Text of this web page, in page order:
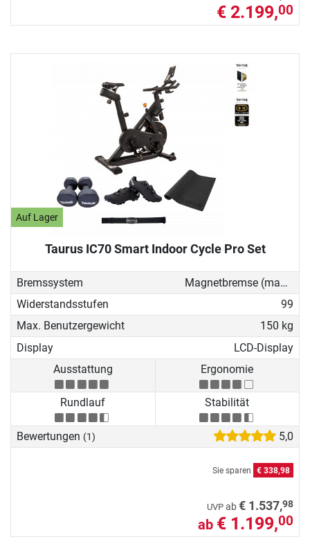
€ 2.199,00
Auf Lager
Taurus IC70 Smart Indoor Cycle Pro Set
Bremssystem
Magnetbremse (manuell)
Widerstandsstufen
99
Max. Benutzergewicht
150 kg
Display
LCD-Display
Ausstattung
Ergonomie
Rundlauf Stabilität
Bewertungen (1) 5,0
Sie sparen € 338,98
UVP ab€ 1.537,98
ab € 1.199,00